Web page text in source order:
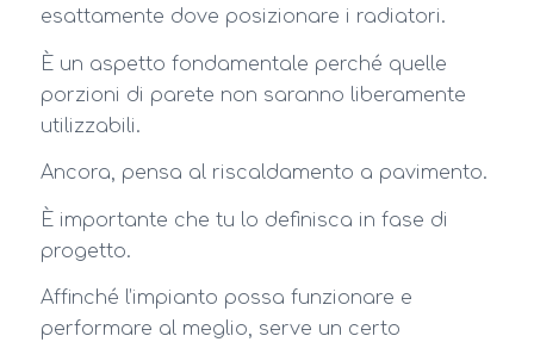
esattamente dove posizionare i radiatori.
È un aspetto fondamentale perché quelle
porzioni di parete non saranno liberamente
utilizzabili.
Ancora, pensa al riscaldamento a pavimento.
È importante che tu lo definisca in fase di
progetto.
Affinché l’impianto possa funzionare e
performare al meglio, serve un certo